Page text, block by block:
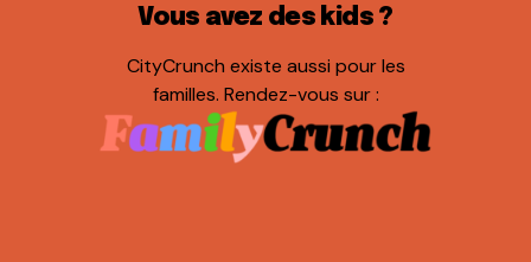
Vous avez des kids ?
CityCrunch existe aussi pour les
familles. Rendez-vous sur :